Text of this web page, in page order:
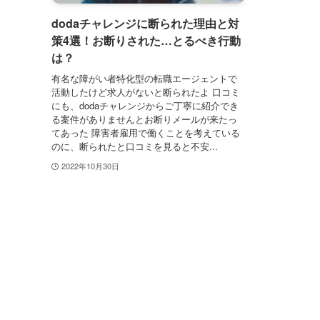
dodaチャレンジに断られた理由と対
策4選！お断りされた…とるべき行動
は？
有名な障がい者特化型の転職エージェントで
活動したけど求人がないと断られたよ 口コミ
にも、dodaチャレンジからご丁寧に紹介でき
る案件がありませんとお断りメールが来たっ
てあった 障害者雇用で働くことを考えている
のに、断られたと口コミを見ると不安...
2022年10月30日